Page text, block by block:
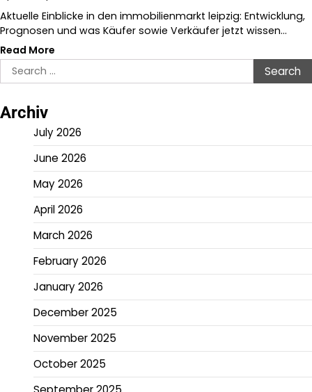
Aktuelle Einblicke in den immobilienmarkt leipzig: Entwicklung,
Prognosen und was Käufer sowie Verkäufer jetzt wissen…
Read More
Search
for:
Archiv
July 2026
June 2026
May 2026
April 2026
March 2026
February 2026
January 2026
December 2025
November 2025
October 2025